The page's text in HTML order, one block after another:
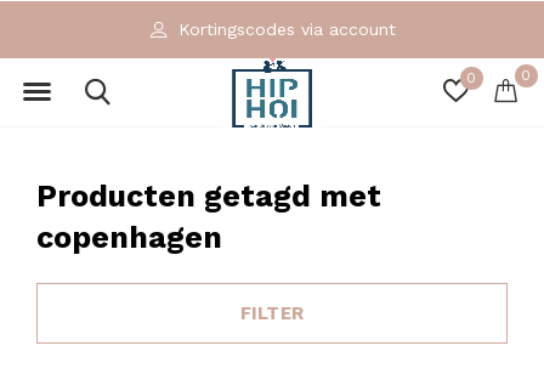
0 0
Kortingscodes via account
Producten getagd met
copenhagen
FILTER